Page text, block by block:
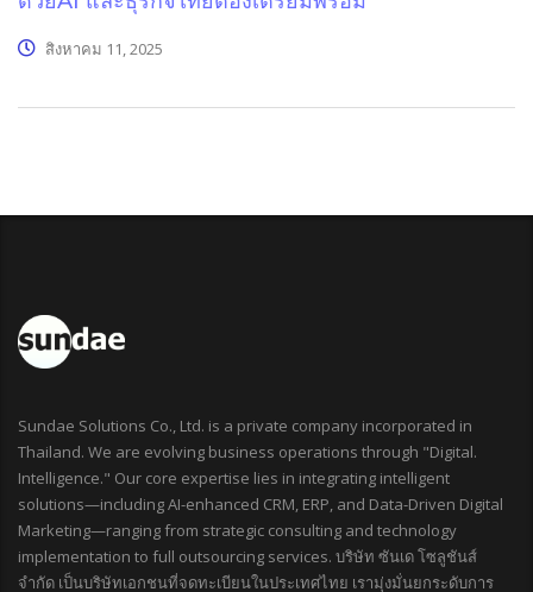
สิงหาคม 11, 2025
Sundae Solutions Co., Ltd. is a private company incorporated in
Thailand. We are evolving business operations through "Digital.
Intelligence." Our core expertise lies in integrating intelligent
solutions—including AI-enhanced CRM, ERP, and Data-Driven Digital
Marketing—ranging from strategic consulting and technology
implementation to full outsourcing services. บริษัท ซันเด โซลูชันส์
จำกัด เป็นบริษัทเอกชนที่จดทะเบียนในประเทศไทย เรามุ่งมั่นยกระดับการ